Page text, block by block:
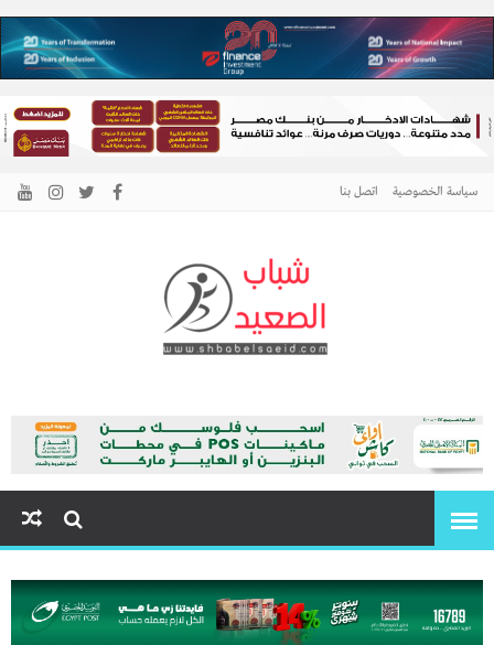
سياسة الخصوصية اتصل بنا
شباب الصعيد